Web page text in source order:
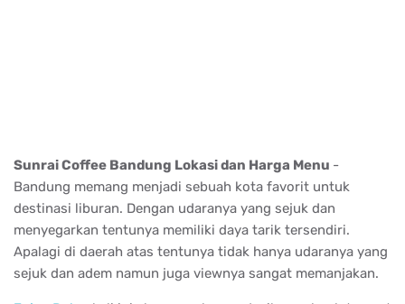
Sunrai Coffee Bandung Lokasi dan Harga Menu -
Bandung memang menjadi sebuah kota favorit untuk
destinasi liburan. Dengan udaranya yang sejuk dan
menyegarkan tentunya memiliki daya tarik tersendiri.
Apalagi di daerah atas tentunya tidak hanya udaranya yang
sejuk dan adem namun juga viewnya sangat memanjakan.